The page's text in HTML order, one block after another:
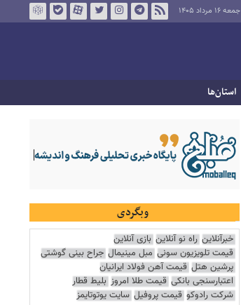
جمعه ۱۶ مرداد ۱۴۰۵
استان‌ها
وبگردی
خبرآنلاین راه نو آنلاین بازی آنلاین
قیمت تلویزیون سونی مبل مینیمال جراح بینی گوشتی
پرشین هتل قیمت آهن فولاد ایرانیان
اعتبارسنجی بانکی قیمت طلا امروز بلیط قطار
شرکت رادوکو قیمت پروفیل سایت یوتوتایمز